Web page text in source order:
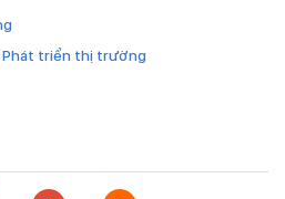
Phát triển thị trường